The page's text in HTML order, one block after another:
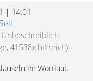
| 14:01
Unbeschreiblich
41538x hilfreich)
im Wortlaut.